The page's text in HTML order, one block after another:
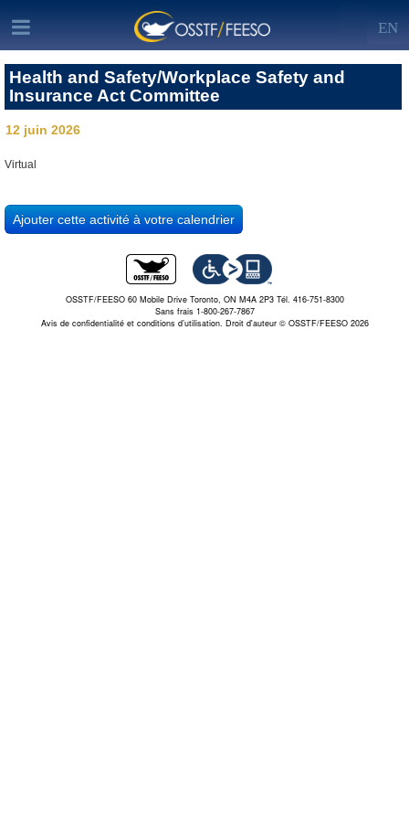
EN
Health and Safety/Workplace Safety and
Insurance Act Committee
12 juin 2026
Virtual
OSSTF/FEESO 60 Mobile Drive Toronto, ON M4A 2P3 Tél. 416-751-8300
Sans frais 1-800-267-7867
Avis de confidentialité et conditions d’utilisation. Droit d'auteur © OSSTF/FEESO 2026